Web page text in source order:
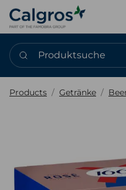
Produktsuche
Products Getränke